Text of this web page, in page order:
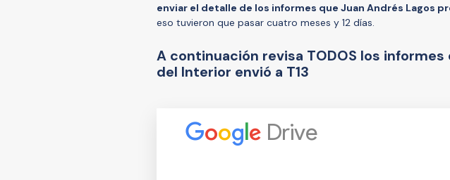
enviar el detalle de los informes que Juan Andrés Lagos
eso tuvieron que pasar cuatro meses y 12 días.
A continuación revisa TODOS los
del Interior envió a T13